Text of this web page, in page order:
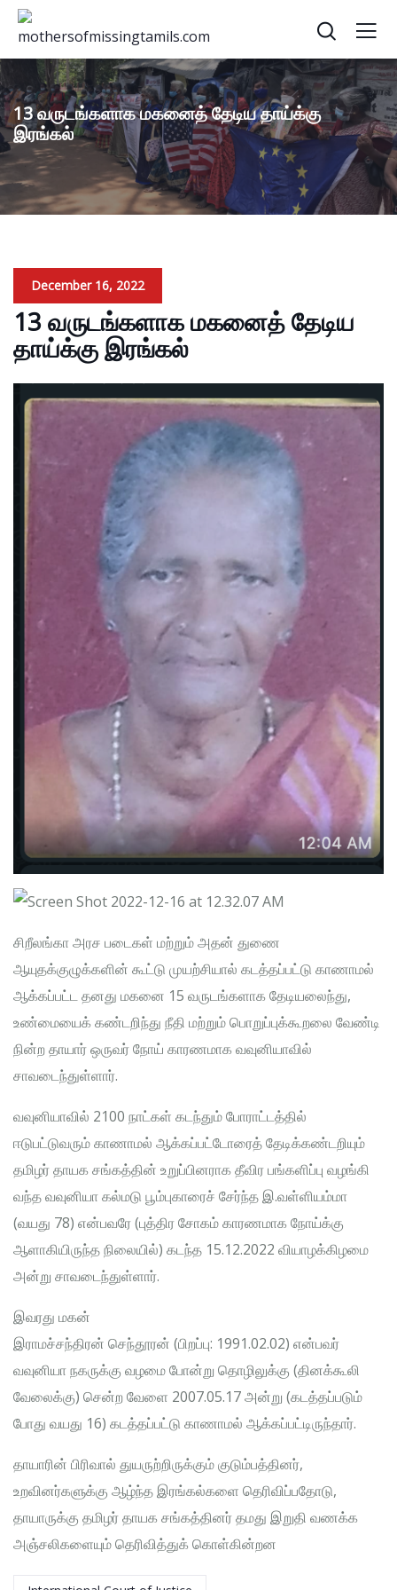
13 வருடங்களாக மகனைத் தேடிய தாய்க்கு
இரங்கல்
December 16, 2022
13 வருடங்களாக மகனைத் தேடிய
தாய்க்கு இரங்கல்
சிறீலங்கா அரச படைகள் மற்றும் அதன் துணை
ஆயுதக்குழுக்களின் கூட்டு முயற்சியால் கடத்தப்பட்டு காணாமல்
ஆக்கப்பட்ட தனது மகனை 15 வருடங்களாக தேடியலைந்து,
உண்மையைக் கண்டறிந்து நீதி மற்றும் பொறுப்புக்கூறலை வேண்டி
நின்ற தாயார் ஒருவர் நோய் காரணமாக வவுனியாவில்
சாவடைந்துள்ளார்.
வவுனியாவில் 2100 நாட்கள் கடந்தும் போராட்டத்தில்
ஈடுபட்டுவரும் காணாமல் ஆக்கப்பட்டோரைத் தேடிக்கண்டறியும்
தமிழர் தாயக சங்கத்தின் உறுப்பினராக தீவிர பங்களிப்பு வழங்கி
வந்த வவுனியா கல்மடு பூம்புகாரைச் சேர்ந்த இ.வள்ளியம்மா
(வயது 78) என்பவரே (புத்திர சோகம் காரணமாக நோய்க்கு
ஆளாகியிருந்த நிலையில்) கடந்த 15.12.2022 வியாழக்கிழமை
அன்று சாவடைந்துள்ளார்.
இவரது மகன்
இராமச்சந்திரன் செந்தூரன் (பிறப்பு: 1991.02.02) என்பவர்
வவுனியா நகருக்கு வழமை போன்று தொழிலுக்கு (தினக்கூலி
வேலைக்கு) சென்ற வேளை 2007.05.17 அன்று (கடத்தப்படும்
போது வயது 16) கடத்தப்பட்டு காணாமல் ஆக்கப்பட்டிருந்தார்.
தாயாரின் பிரிவால் துயருற்றிருக்கும் குடும்பத்தினர்,
உறவினர்களுக்கு ஆழ்ந்த இரங்கல்களை தெரிவிப்பதோடு,
தாயாருக்கு தமிழர் தாயக சங்கத்தினர் தமது இறுதி வணக்க
அஞ்சலிகளையும் தெரிவித்துக் கொள்கின்றன